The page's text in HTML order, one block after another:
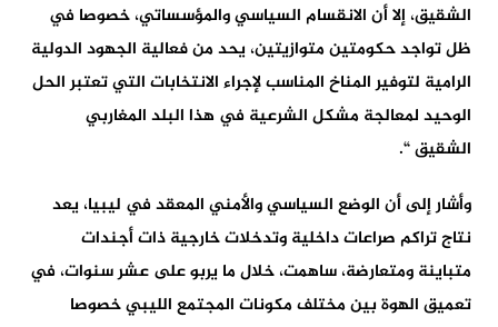
الشقيق، إلا أن الانقسام السياسي والمؤسساتي، خصوصا في
ظل تواجد حكومتين متوازيتين، يحد من فعالية الجهود الدولية
الرامية لتوفير المناخ المناسب لإجراء الانتخابات التي تعتبر الحل
الوحيد لمعالجة مشكل الشرعية في هذا البلد المغاربي
الشقيق “.
وأشار إلى أن الوضع السياسي والأمني المعقد في ليبيا، يعد
نتاج تراكم صراعات داخلية وتدخلات خارجية ذات أجندات
متباينة ومتعارضة، ساهمت، خلال ما يربو على عشر سنوات، في
تعميق الهوة بين مختلف مكونات المجتمع الليبي خصوصا